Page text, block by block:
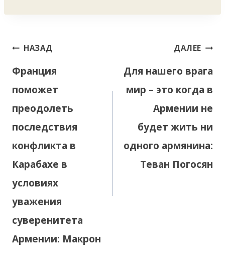
Навигация
записям
НАЗАД
Франция
поможет
преодолеть
последствия
конфликта в
Карабахе в
условиях
уважения
суверенитета
Армении: Макрон
ДАЛЕЕ
Для нашего врага
мир – это когда в
Армении не
будет жить ни
одного армянина:
Теван Погосян